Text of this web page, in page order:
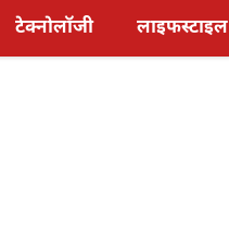
टेक्नोलॉजी लाइफस्टाइल